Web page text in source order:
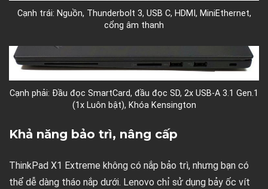
Cạnh trái: Nguồn, Thunderbolt 3, USB C, HDMI, MiniEthernet,
cổng âm thanh
Cạnh phải: Đầu đọc SmartCard, đầu đọc SD, 2x USB-A 3.1 Gen.1
(1x Luôn bật), Khóa Kensington
Khả năng bảo trì, nâng cấp
ThinkPad X1 Extreme không có nắp bảo trì, nhưng bạn có
thể dễ dàng tháo nắp dưới. Lenovo chỉ sử dụng bảy ốc vít